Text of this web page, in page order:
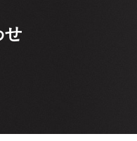
せ